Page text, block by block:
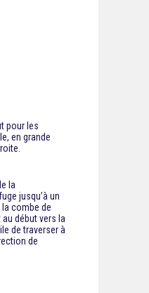
pour les
en grande
la
jusqu’à un
combe de
début vers la
de traverser à
de